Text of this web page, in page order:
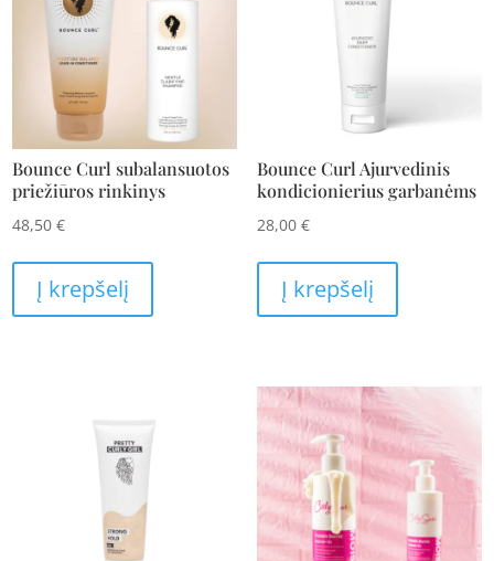
Bounce Curl subalansuotos
priežiūros rinkinys
48,50€
Į krepšelį
Bounce Curl Ajurvedinis
kondicionierius garbanėms
28,00 €
Į krepšelį